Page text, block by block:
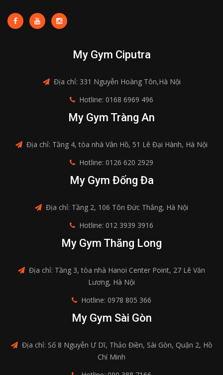
My Gym Ciputra
Địa chỉ: 331 Nguyễn Hoàng Tôn,Hà Nội
Hotline: 0168 6969 496
My Gym Tràng An
Địa chỉ: Tầng 4, tòa nhà Vân Hồ, 51 Lê Đại Hành, Hà Nội
Hotline: 0126 620 2929
My Gym Đống Đa
Địa chỉ: Tầng 2, 106 Tôn Đức Thắng, Hà Nội
Hotline: 012 3939 3916
My Gym Thăng Long
Địa chỉ: Tầng 3, tòa nhà Hanoi Center Point, 27 Lê Văn
Lương, Hà Nội
Hotline: 0978 805 366
My Gym Sài Gòn
Địa chỉ: Số 8 Nguyễn Ư Dĩ, Thảo Điền, Sài Gòn, Quận 2, Hồ
Chí Minh